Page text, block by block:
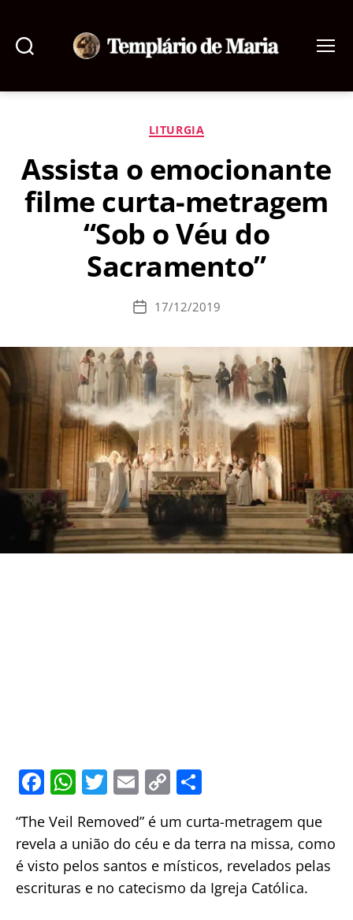
de
Categorias
LITURGIA
Assista o emocionante
filme curta-metragem
“Sob o Véu do
Sacramento”
Data17/12/2019
F
c
e
b
W
at
s
A
T
itt
er
E
m
ai
l
C
p
y
Li
ar
e
“The Veil Removed” é um curta-metragem que
revela a união do céu e da terra na missa, como
é visto pelos santos e místicos, revelados pelas
escrituras e no catecismo da Igreja Católica.